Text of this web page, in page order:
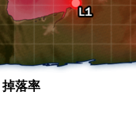
掉落率